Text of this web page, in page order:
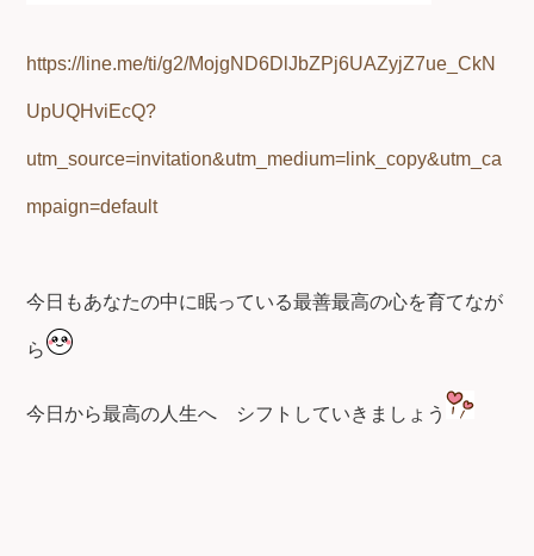
https://line.me/ti/g2/MojgND6DlJbZPj6UAZyjZ7ue_CkN
UpUQHviEcQ?
utm_source=invitation&utm_medium=link_copy&utm_ca
mpaign=default
今日もあなたの中に眠っている最善最高の心を育てなが
ら
今日から最高の人生へ シフトしていきましょう